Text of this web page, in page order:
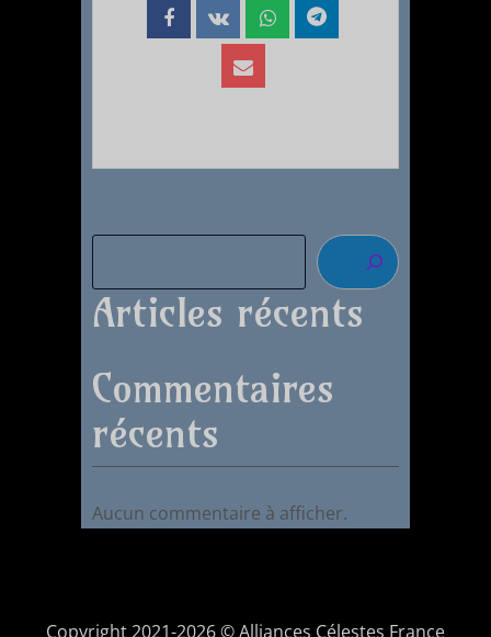
Articles récents
Commentaires
récents
Aucun commentaire à afficher.
Copyright 2021-2026 © Alliances Célestes France